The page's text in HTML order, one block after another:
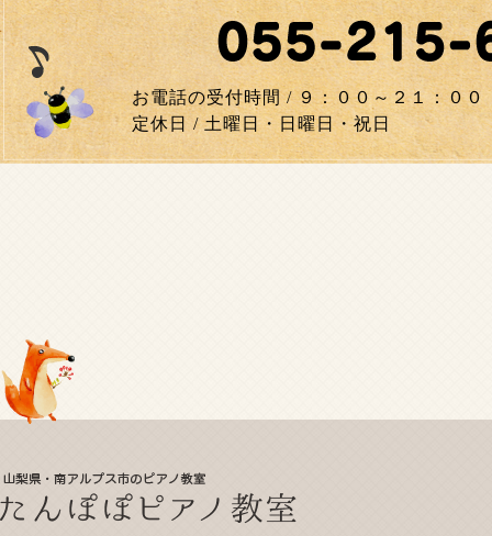
お電話の受付時間 / ９：００～２１：００
定休日 / 土曜日・日曜日・祝日